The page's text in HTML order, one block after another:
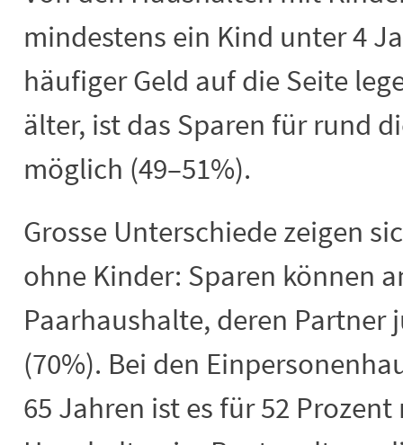
mindestens ein Kind unter 4
häufiger Geld auf die Seite
älter, ist das Sparen für rund
möglich (49–51%).
Grosse Unterschiede zeigen
ohne Kinder: Sparen können
Paarhaushalte, deren Partner
(70%). Bei den
65 Jahren ist es für 52